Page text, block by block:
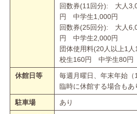
回数券(11回分): 大人
円 中学生1,000円
回数券(25回分): 大人
円 中学生2,000円
団体使用料(20人以上1
校生160円 中学生80円
休館日等
毎週月曜日、年末年始（
臨時に休館する場合もあ
駐車場 あり